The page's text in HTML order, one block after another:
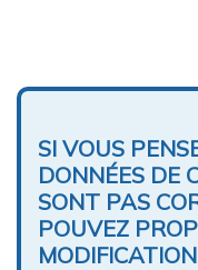
SI VOUS
DONNÉES DE
SONT PAS
POUVEZ